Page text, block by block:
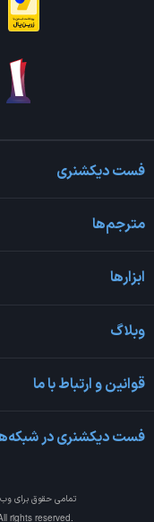
فست دیکشنری
مترجم‌ها
ابزارها
وبلاگ
قوانین و ارتباط با ما
فست دیکشنری در
تمامی حقوق برای
rights reserved.